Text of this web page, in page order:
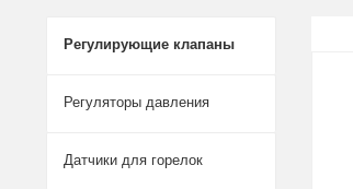
Регулирующие клапаны
Регуляторы давления
Датчики для горелок